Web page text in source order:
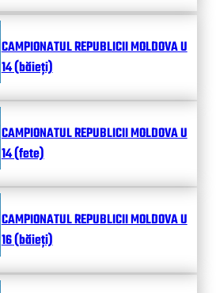
CAMPIONATUL REPUBLICII MOLDOVA U
14 (băieți)
CAMPIONATUL REPUBLICII MOLDOVA U
14 (fete)
CAMPIONATUL REPUBLICII MOLDOVA U
16 (băieți)